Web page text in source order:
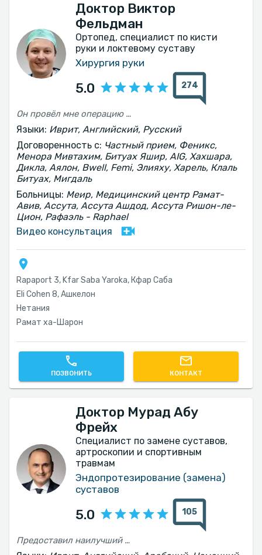
Доктор Виктор
Фельдман
Ортопед, специалист по кисти
руки и локтевому суставу
Хирургия руки
5.0 274
Он провёл мне операцию после перелома руки. Я доволен и рекомендую его.
Языки: Иврит, Английский, Русский
Договоренность с: Частный прием, Феникс,
Менора Мивтахим, Битуах Яшир, AIG, Хахшара,
Дикла, Аялон, Bwell, Femi, Элияху, Харель, Клаль
Битуах, Мигдаль
Больницы: Меир, Медицинский центр Рамат-
Авив, Ассута, Ассута Ашдод, Ассута Ришон-ле-
Цион, Рафаэль - Raphael
Видео консультация
Rapaport 3, Kfar Saba Yaroka, Кфар Саба
Eli Cohen 8, Ашкелон
Нетания
Рамат ха-Шарон
ПОЗВОНИТЬ КОНТАКТ
Доктор Мурад Абу
Фрейх
Специалист по замене суставов,
артроскопии и спортивным
травмам
Эндопротезирование (замена)
суставов
5.0 105
Предоставил наилучший сервис и самые замечательные ощущения, которые только можно представить.